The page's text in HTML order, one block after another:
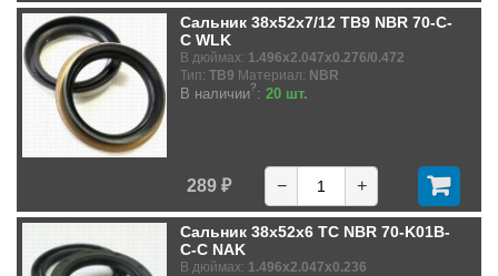
Сальник 38x52x7/12 TB9 NBR 70-C-
C WLK
В дюймах: 1.496x2.047x0.276/0.472
Тип: TB9 Материал: NBR
В наличии?: 20 шт.
289 ₽ − +
Сальник 38x52x6 TC NBR 70-K01B-
C-C NAK
В дюймах: 1.496x2.047x0.236